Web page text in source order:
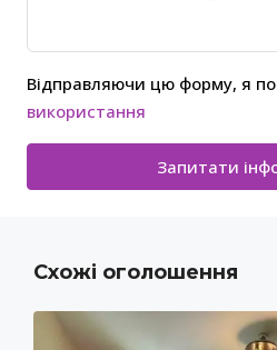
Відправляючи цю форму, я
використання
Запитати
Схожі оголошення